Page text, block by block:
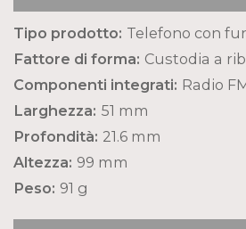
Tipo prodotto: Telefono con
Fattore di forma: Custodia a
Componenti integrati: Radio
Larghezza: 51 mm
Profondità: 21.6 mm
Altezza: 99 mm
Peso: 91 g